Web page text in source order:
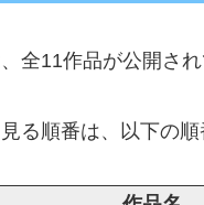
全11作品が公開され
る順番は、以下の順